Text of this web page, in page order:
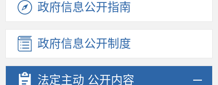
政府信息公开指南
政府信息公开制度
法定主动 公开内容